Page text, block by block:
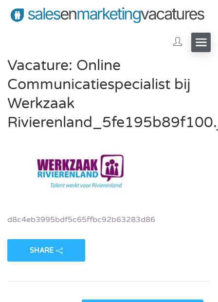
Vacature: Online
Communicatiespecialist bij
Werkzaak
d8c4eb3995bdf5c65ffbc92b63283d86
SHARE